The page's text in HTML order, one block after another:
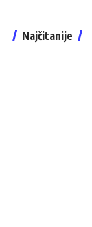
Najčitanije